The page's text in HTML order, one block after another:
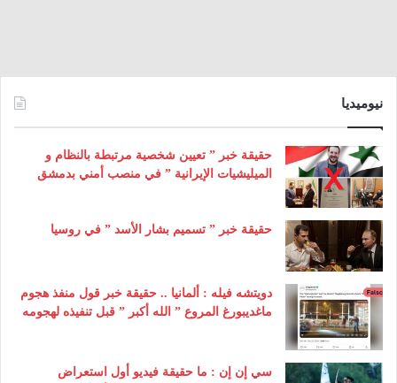
نيوميديا
حقيقة خبر ” تعيين شخصية مرتبطة بالنظام و
الميليشيات الإيرانية ” في منصب أمني بدمشق
حقيقة خبر ” تسميم بشار الأسد ” في روسيا
دويتشه فيله : ألمانيا .. حقيقة خبر قول منفذ هجوم
ماغديبورغ المروع ” الله أكبر ” قبل تنفيذه لهجومه
سي إن إن : ما حقيقة فيديو أول استعراض